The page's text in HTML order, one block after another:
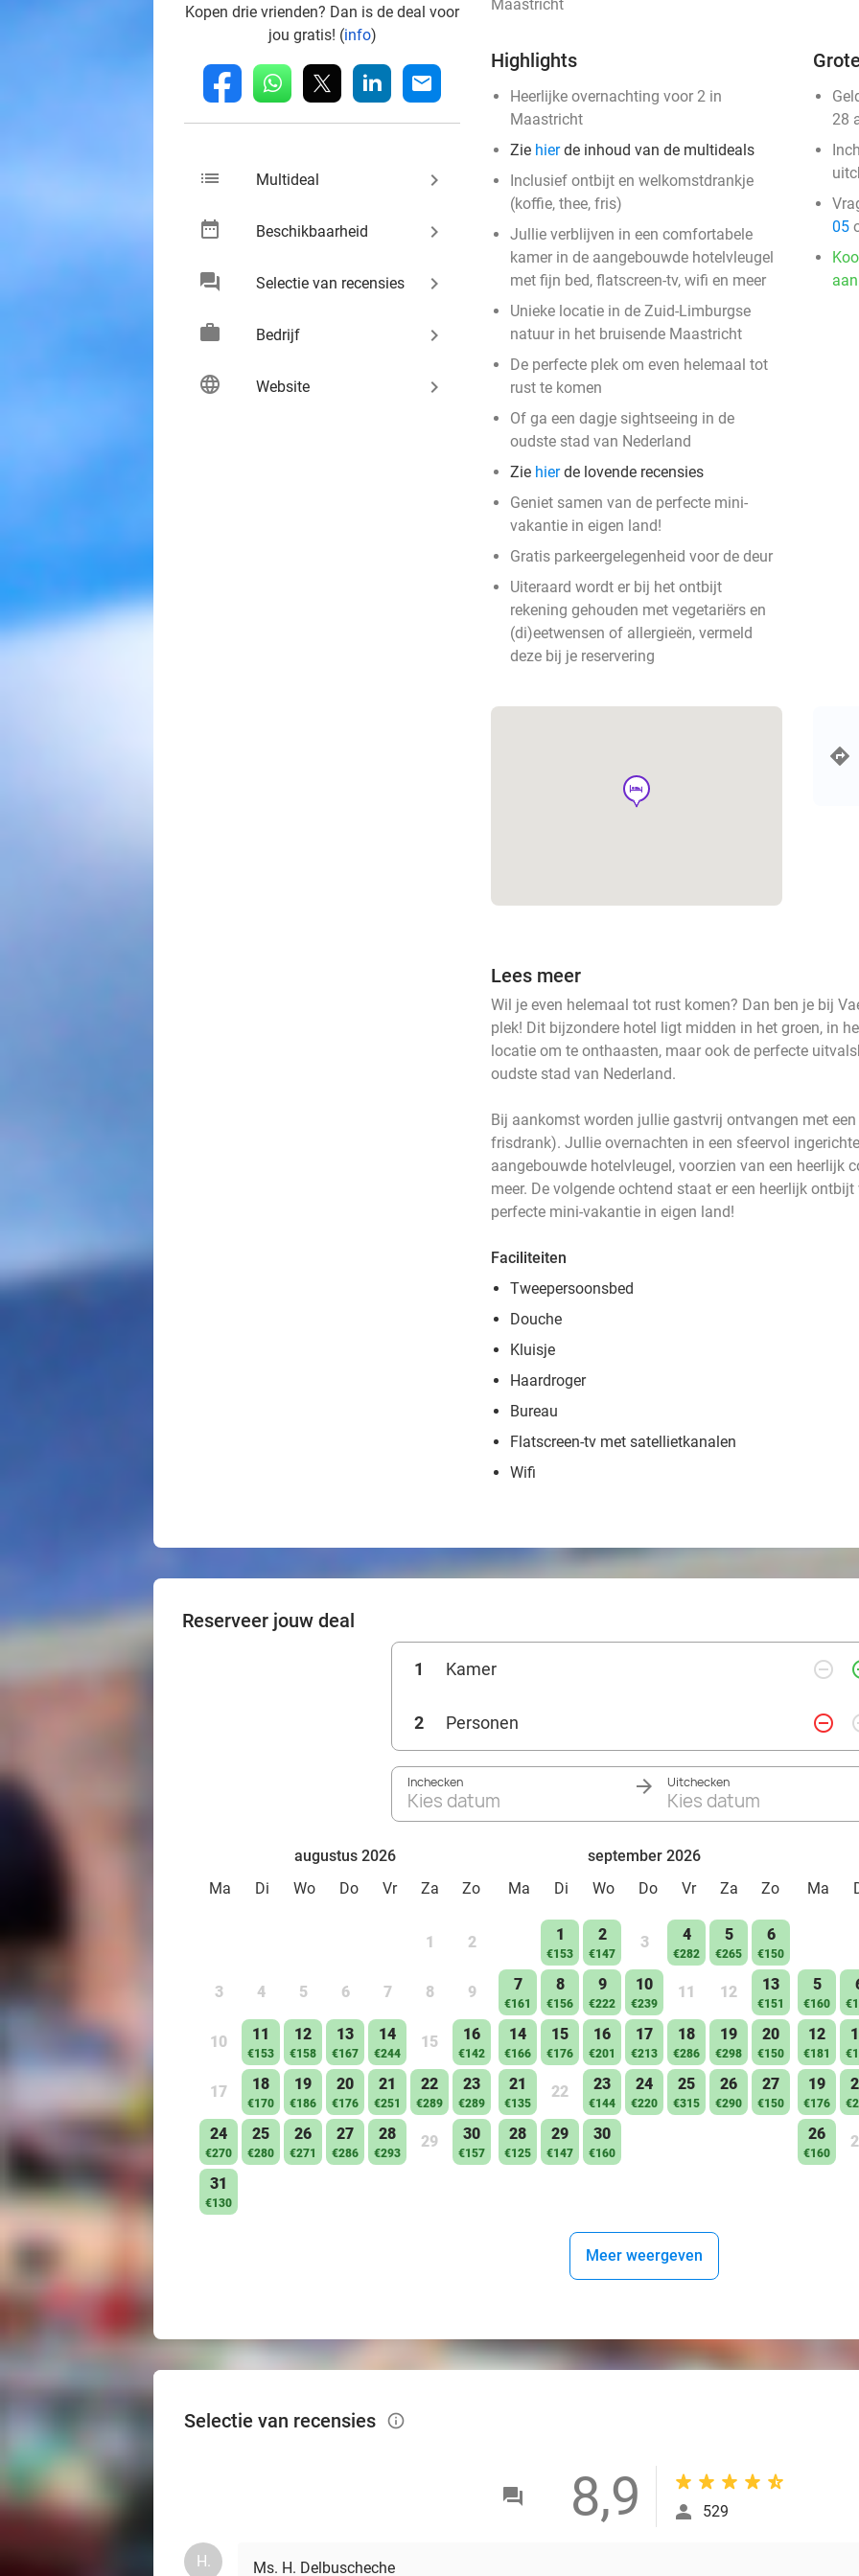
Kopen drie vrienden? Dan is de deal voor
jou gratis! (info)
fb whatsapp linkedin mail
list Multideal keyboard_arrow_right
date_range Beschikbaarheid keyboard_arrow_right
chat Selectie van recensies keyboard_arrow_right
work Bedrijf keyboard_arrow_right
language Website keyboard_arrow_right
Maastricht
Highlights
Heerlijke overnachting voor 2 in
Maastricht
Zie hierde inhoud van de multideals
Inclusief ontbijt en welkomstdrankje
(koffie, thee, fris)
Jullie verblijven in een comfortabele
kamer in de aangebouwde hotelvleugel
met fijn bed, flatscreen-tv, wifi en meer
Unieke locatie in de Zuid-Limburgse
natuur in het bruisende Maastricht
De perfecte plek om even helemaal tot
rust te komen
Of ga een dagje sightseeing in de
oudste stad van Nederland
Zie hierde lovende recensies
Geniet samen van de perfecte mini-
vakantie in eigen land!
Gratis parkeergelegenheid voor de deur
Uiteraard wordt er bij het ontbijt
rekening gehouden met vegetariërs en
(di)eetwensen of allergieën, vermeld
deze bij je reservering
28
05
hotel
Lees meer
Wil je even helemaal tot rust komen? Dan ben je bij
plek! Dit bijzondere hotel ligt midden in het groen, in
locatie om te onthaasten, maar ook de perfecte
oudste stad van Nederland.
Bij aankomst worden jullie gastvrij ontvangen met
frisdrank). Jullie overnachten in een sfeervol
aangebouwde hotelvleugel, voorzien van een heerlijk
meer. De volgende ochtend staat er een heerlijk
perfecte mini-vakantie in eigen land!
Faciliteiten
Tweepersoonsbed
Douche
Kluisje
Haardroger
Bureau
Flatscreen-tv met satellietkanalen
Wifi
Reserveer jouw deal
1 Kamer remove_circle_outline
2 Personen remove_circle_outline
Inchecken
Kies datum
Uitchecken
Kies datum
augustus 2026
Ma
Di Wo Do Vr Za Zo
1 2
3 4 5 6 7 8 9
10 11
€153
12
€158
13
€167
14
€244
15 16
€142
17 18
€170
19
€186
20
€176
21
€251
22
€289
23
€289
24
€270
25
€280
26
€271
27
€286
28
€293
29 30
€157
31
€130
september 2026
Ma
Di Wo Do Vr Za Zo
1
€153
2
€147
3 4
€282
5
€265
6
€150
7
€161
8
€156
9
€222
10
€239
11 12 13
€151
14
€166
15
€176
16
€201
17
€213
18
€286
19
€298
20
€150
21
€135
22 23
€144
24
€220
25
€315
26
€290
27
€150
28
€125
29
€147
30
€160
Ma
5
€160
12
€181
19
€176
26
€160
Meer weergeven
Selectie van recensies info_outlined
8,9 529
H. Ms. H. Delbuscheche